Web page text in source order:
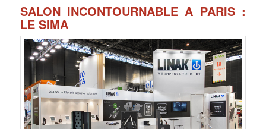
SALON INCONTOURNABLE A PARIS :
LE SIMA